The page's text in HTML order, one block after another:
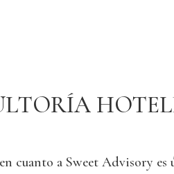
cuanto a Sweet Advisory es